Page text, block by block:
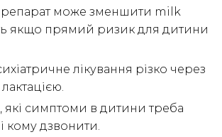
може зменшити milk
якщо прямий ризик для дитини
лікування різко через
які симптоми в дитини треба
кому дзвонити.